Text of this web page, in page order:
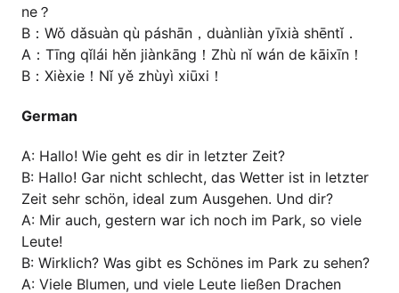
ne？
B：Wǒ dǎsuàn qù páshān，duànliàn yīxià shēntǐ．
A：Tīng qǐlái hěn jiànkāng！Zhù nǐ wán de kāixīn！
B：Xièxie！Nǐ yě zhùyì xiūxi！
German
A: Hallo! Wie geht es dir in letzter Zeit?
B: Hallo! Gar nicht schlecht, das Wetter ist in letzter
Zeit sehr schön, ideal zum Ausgehen. Und dir?
A: Mir auch, gestern war ich noch im Park, so viele
Leute!
B: Wirklich? Was gibt es Schönes im Park zu sehen?
A: Viele Blumen, und viele Leute ließen Drachen